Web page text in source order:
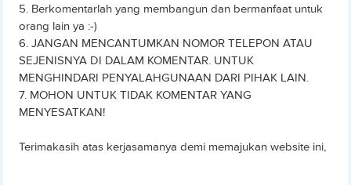
5. Berkomentarlah yang membangun dan bermanfaat untuk
orang lain ya :-)
6. JANGAN MENCANTUMKAN NOMOR TELEPON ATAU
SEJENISNYA DI DALAM KOMENTAR. UNTUK
MENGHINDARI PENYALAHGUNAAN DARI PIHAK LAIN.
7. MOHON UNTUK TIDAK KOMENTAR YANG
MENYESATKAN!
Terimakasih atas kerjasamanya demi memajukan website ini,